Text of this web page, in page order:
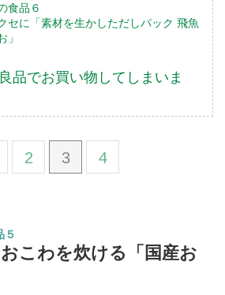
食品６
セに「素材を生かしただしパック 飛魚
」
品でお買い物してしまいま
2 3 4
５
こわを炊ける「国産お